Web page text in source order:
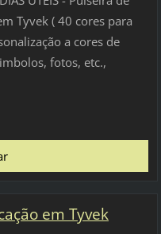
Tyvek ( 40 cores para
a cores de
fotos, etc.,
em Tyvek